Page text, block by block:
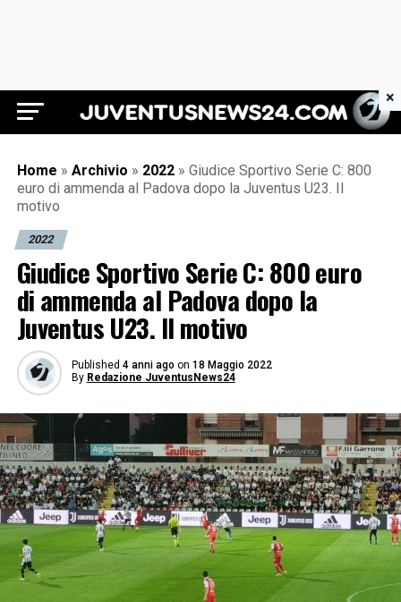
Juventus News 24
Home » Archivio » 2022 » Giudice Sportivo Serie C: 800
euro di ammenda al Padova dopo la Juventus U23. Il
motivo
2022
Giudice Sportivo Serie C: 800 euro
di ammenda al Padova dopo la
Juventus U23. Il motivo
Published 4 anni ago on 18 Maggio 2022
By Redazione JuventusNews24
×